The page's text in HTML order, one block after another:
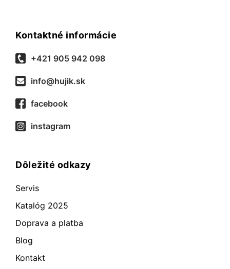
Kontaktné informácie
+421 905 942 098
info@hujik.sk
facebook
instagram
Dôležité odkazy
Servis
Katalóg 2025
Doprava a platba
Blog
Kontakt